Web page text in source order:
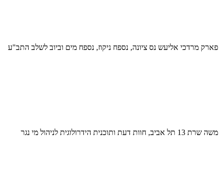
פארק מרדכי אליעש נס ציונה, נספח ניקוז, נספח מים וביוב לשלב התב"ע
משה שרת 13 תל אביב, חוות דעת ותוכנית הידרולוגית לניהול מי נגר